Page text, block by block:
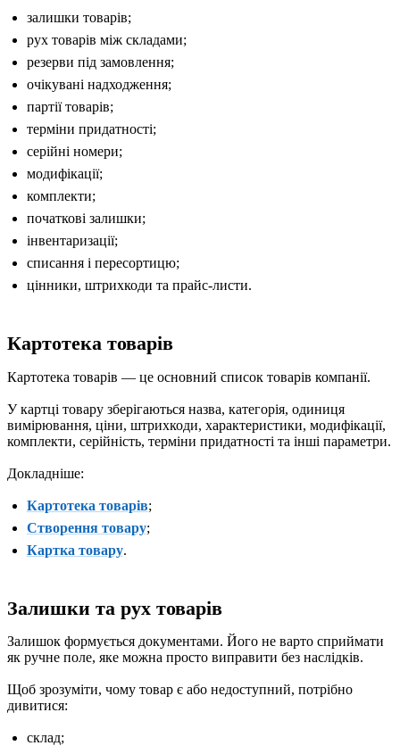
залишки товарів;
рух товарів між складами;
резерви під замовлення;
очікувані надходження;
партії товарів;
терміни придатності;
серійні номери;
модифікації;
комплекти;
початкові залишки;
інвентаризації;
списання і пересортицю;
цінники, штрихкоди та прайс-листи.
Картотека товарів
Картотека товарів — це основний список товарів компанії.
У картці товару зберігаються назва, категорія, одиниця
вимірювання, ціни, штрихкоди, характеристики, модифікації,
комплекти, серійність, терміни придатності та інші параметри.
Докладніше:
Картотека товарів;
Створення товару;
Картка товару.
Залишки та рух товарів
Залишок формується документами. Його не варто сприймати
як ручне поле, яке можна просто виправити без наслідків.
Щоб зрозуміти, чому товар є або недоступний, потрібно
дивитися:
склад;